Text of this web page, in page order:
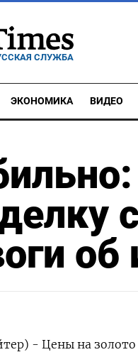
СЛУЖБА
ЭКОНОМИКА ВИДЕО
- Цены на